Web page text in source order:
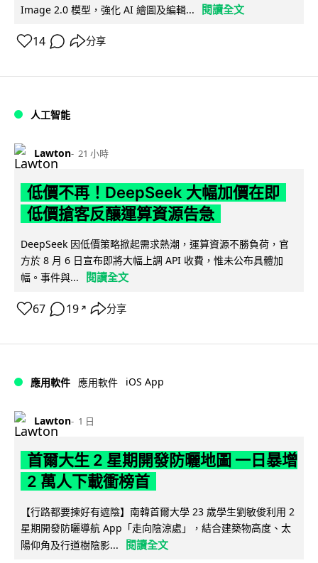
Image 2.0 模型，強化 AI 繪圖及編輯...
閱讀全文
14 分享
人工智能
Lawton 21 小時
低價不再！DeepSeek 大幅加價在即
低價搶客反釀運算資源告急
DeepSeek 因低價策略掀起需求熱潮，運算資源不勝負荷，官
方於 8 月 6 日宣布即將大幅上調 API 收費，惟未公布具體加
幅。事件與...
閱讀全文
67 19 ↗ 分享
應用軟件 應用軟件 iOS App
Lawton 1 日
首爾大生 2 星期開發防曬地圖 一日暴增
2 萬人下載衝榜首
【行路都要揀好有遮陰】南韓首爾大學 23 歲學生劉敏俊利用 2
星期開發防曬導航 App「走向陰涼處」，結合建築物高度、太
陽仰角及行道樹陰影...
閱讀全文